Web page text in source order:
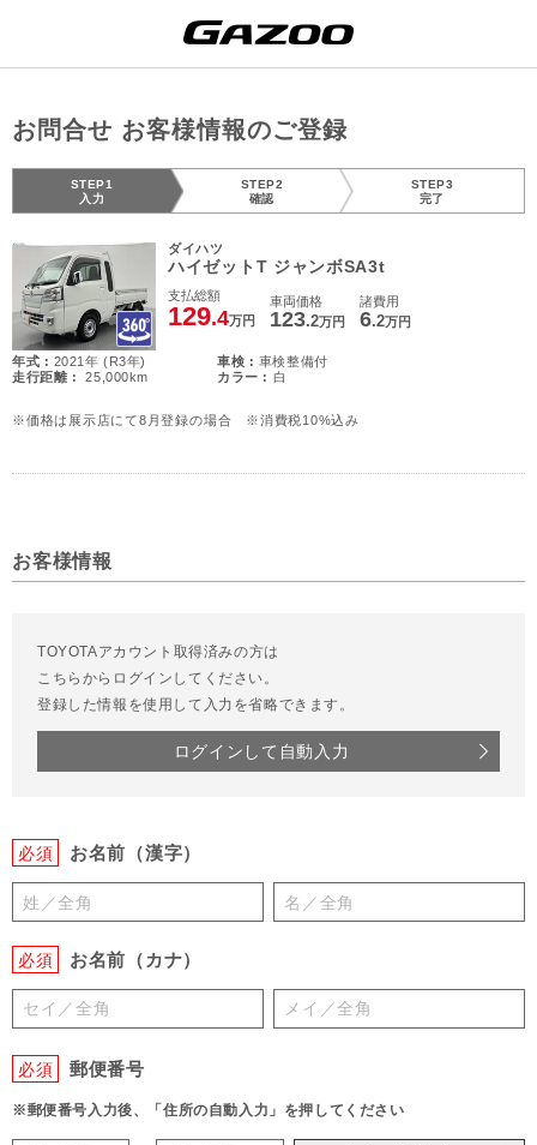
お問合せ お客様情報のご登録
STEP1
入力
STEP2
確認
STEP3
完了
ダイハツ
ハイゼットT ジャンボSA3t
支払総額
129.4万円
車両価格
123.2万円
諸費用
6.2万円
年式 : 2021年 (R3年) 車検 : 車検整備付
走行距離 :
25,000km カラー : 白
※価格は展示店にて8月登録の場合 ※消費税10%込み
お客様情報
TOYOTAアカウント取得済みの方は
こちらからログインしてください。
登録した情報を使用して入力を省略できます。
ログインして自動入力
必須 お名前（漢字）
必須 お名前（カナ）
必須 郵便番号
※郵便番号入力後、「住所の自動入力」を押してください